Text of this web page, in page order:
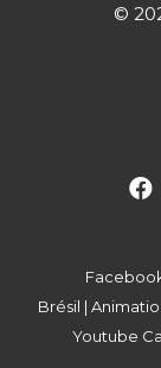
©
Brésil |
Youtube